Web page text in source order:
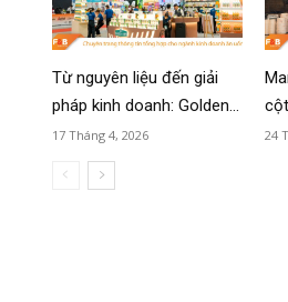
Từ nguyên liệu đến giải
pháp kinh doanh: Golden...
17 Tháng 4, 2026 24